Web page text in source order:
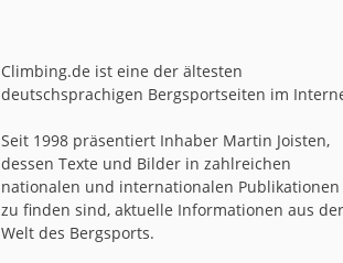
Climbing.de ist eine der ältesten
deutschsprachigen Bergsportseiten im
Seit 1998 präsentiert Inhaber Martin Joisten,
dessen Texte und Bilder in zahlreichen
nationalen und internationalen Publikationen
zu finden sind, aktuelle Informationen aus der
Welt des Bergsports.